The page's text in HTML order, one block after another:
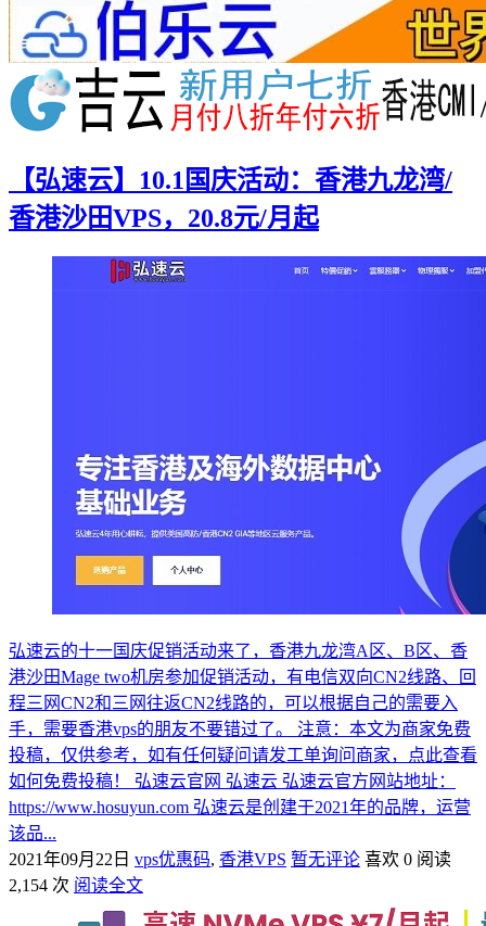
【弘速云】10.1国庆活动：香港九龙湾/
香港沙田VPS，20.8元/月起
弘速云的十一国庆促销活动来了，香港九龙湾A区、B区、香
港沙田Mage two机房参加促销活动，有电信双向CN2线路、回
程三网CN2和三网往返CN2线路的，可以根据自己的需要入
手，需要香港vps的朋友不要错过了。 注意：本文为商家免费
投稿，仅供参考，如有任何疑问请发工单询问商家，点此查看
如何免费投稿！ 弘速云官网 弘速云 弘速云官方网站地址：
https://www.hosuyun.com 弘速云是创建于2021年的品牌，运营
该品...
2021年09月22日 vps优惠码, 香港VPS 暂无评论 喜欢 0 阅读
2,154 次 阅读全文